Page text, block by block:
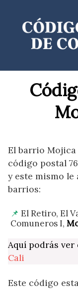
contenido
El barrio
código postal
y este mismo
barrios:
El Retiro, El
Comuneros I,
Aquí podrás ver
Cali
Este código